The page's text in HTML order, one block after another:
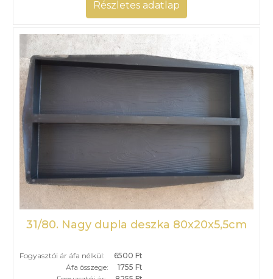
Részletes adatlap
31/80. Nagy dupla deszka 80x20x5,5cm
Fogyasztói ár áfa nélkül:
6500 Ft
Áfa összege:
1755 Ft